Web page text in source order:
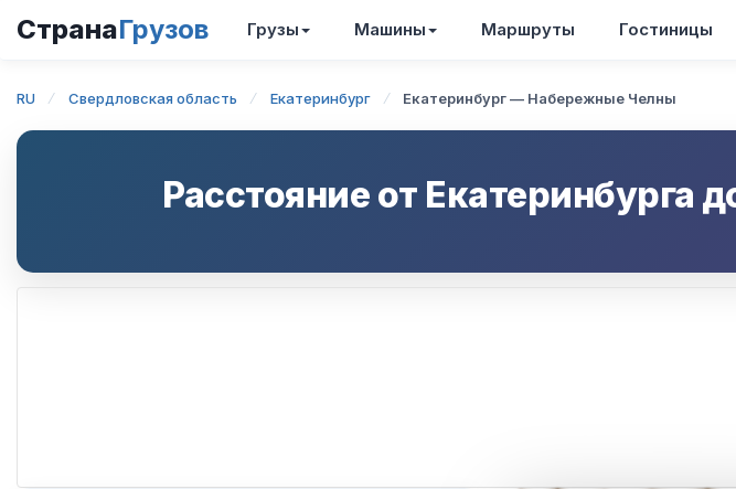
СтранаГрузов Грузы Машины Маршруты Гостиницы
RU Свердловская область Екатеринбург Екатеринбург — Набережные Челны
Расстояние от Екатеринбурга